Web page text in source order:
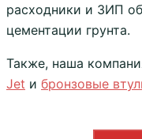
расходники и ЗИП
цементации грунта.
Также, наша
Jet и бронзовые